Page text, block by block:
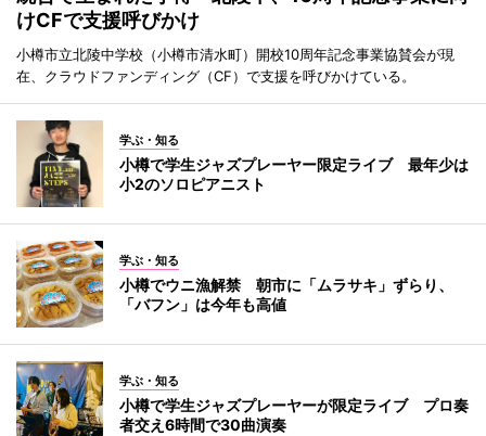
けCFで支援呼びかけ
小樽市立北陵中学校（小樽市清水町）開校10周年記念事業協賛会が現
在、クラウドファンディング（CF）で支援を呼びかけている。
学ぶ・知る
小樽で学生ジャズプレーヤー限定ライブ 最年少は
小2のソロピアニスト
学ぶ・知る
小樽でウニ漁解禁 朝市に「ムラサキ」ずらり、
「バフン」は今年も高値
学ぶ・知る
小樽で学生ジャズプレーヤーが限定ライブ プロ奏
者交え6時間で30曲演奏